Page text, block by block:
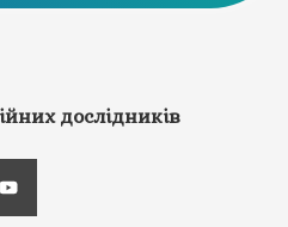
дослідників